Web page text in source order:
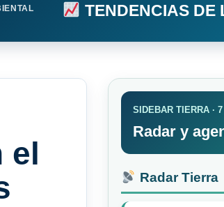
TENDENCIAS DE
el
SIDEBAR TIERRA ·
Radar y
Radar Tierra